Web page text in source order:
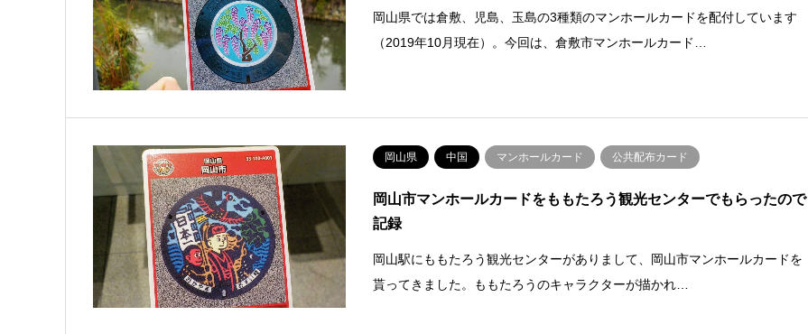
岡山県では倉敷、児島、玉島の3種類のマンホールカードを配付しています
（2019年10月現在）。今回は、倉敷市マンホールカード…
岡山県 中国 マンホールカード 公共配布カード
岡山市マンホールカードをももたろう観光センターでもらったので
記録
岡山駅にももたろう観光センターがありまして、岡山市マンホールカードを
貰ってきました。ももたろうのキャラクターが描かれ…